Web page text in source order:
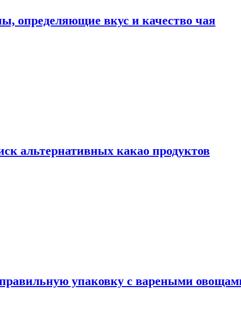
определяющие вкус и качество чая
альтернативных какао продуктов
упаковку с вареными